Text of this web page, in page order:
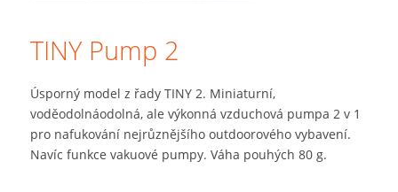
TINY Pump 2
Úsporný model z řady TINY 2. Miniaturní,
voděodolnáodolná, ale výkonná vzduchová pumpa 2 v 1
pro nafukování nejrůznějšího outdoorového vybavení.
Navíc funkce vakuové pumpy. Váha pouhých 80 g.